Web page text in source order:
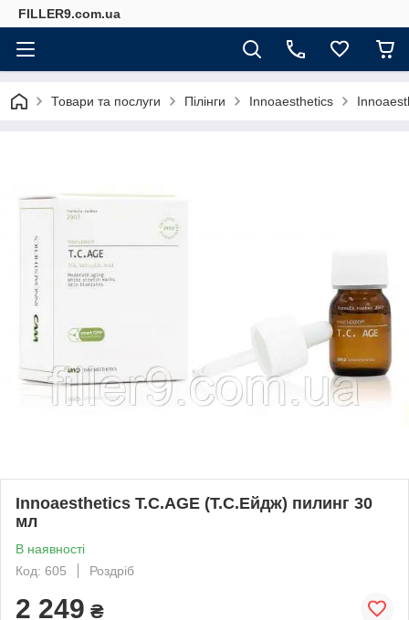
FILLER9.com.ua
Товари та послуги Пілінги Innoaesthetics
Innoaesthetics T.C.AGE (Т.С.Ейдж) пилинг 30
мл
В наявності
Код: 605
Роздріб
2 249 ₴